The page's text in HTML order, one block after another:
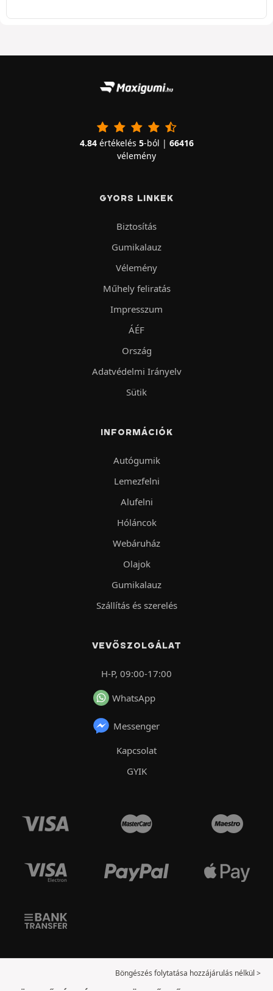
4.84értékelés 5-ból | 66416
vélemény
GYORS LINKEK
Biztosítás
Gumikalauz
Vélemény
Műhely feliratás
Impresszum
ÁÉF
Ország
Adatvédelmi Irányelv
Sütik
INFORMÁCIÓK
Autógumik
Lemezfelni
Alufelni
Hóláncok
Webáruház
Olajok
Gumikalauz
Szállítás és szerelés
VEVŐSZOLGÁLAT
H-P, 09:00-17:00
WhatsApp
Messenger
Kapcsolat
GYIK
Böngészés folytatása hozzájárulás nélkül >